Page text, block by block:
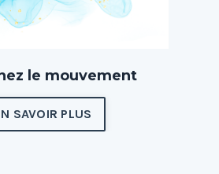
le mouvement
SAVOIR PLUS